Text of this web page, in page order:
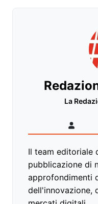
La
Il team editoriale
pubblicazione di
approfondimenti
dell'innovazione,